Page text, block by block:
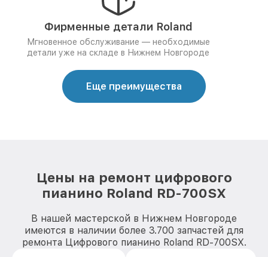
Фирменные детали Roland
Мгновенное обслуживание — необходимые
детали уже на складе в Нижнем Новгороде
Еще преимущества
Цены на ремонт цифрового
пианино Roland RD-700SX
В нашей мастерской в Нижнем Новгороде
имеются в наличии более 3.700 запчастей для
ремонта Цифрового пианино Roland RD-700SX.